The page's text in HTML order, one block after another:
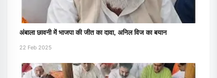
अंबाला छावनी में भाजपा की जीत का दावा, अनिल विज का बयान
22 Feb 2025